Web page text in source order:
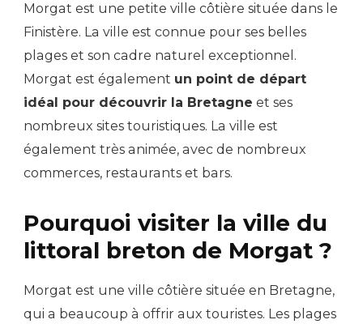
Morgat est une petite ville côtière située dans le
Finistère. La ville est connue pour ses belles
plages et son cadre naturel exceptionnel.
Morgat est également un point de départ
idéal pour découvrir la Bretagne et ses
nombreux sites touristiques. La ville est
également très animée, avec de nombreux
commerces, restaurants et bars.
Pourquoi visiter la ville du
littoral breton de Morgat ?
Morgat est une ville côtière située en Bretagne,
qui a beaucoup à offrir aux touristes. Les plages